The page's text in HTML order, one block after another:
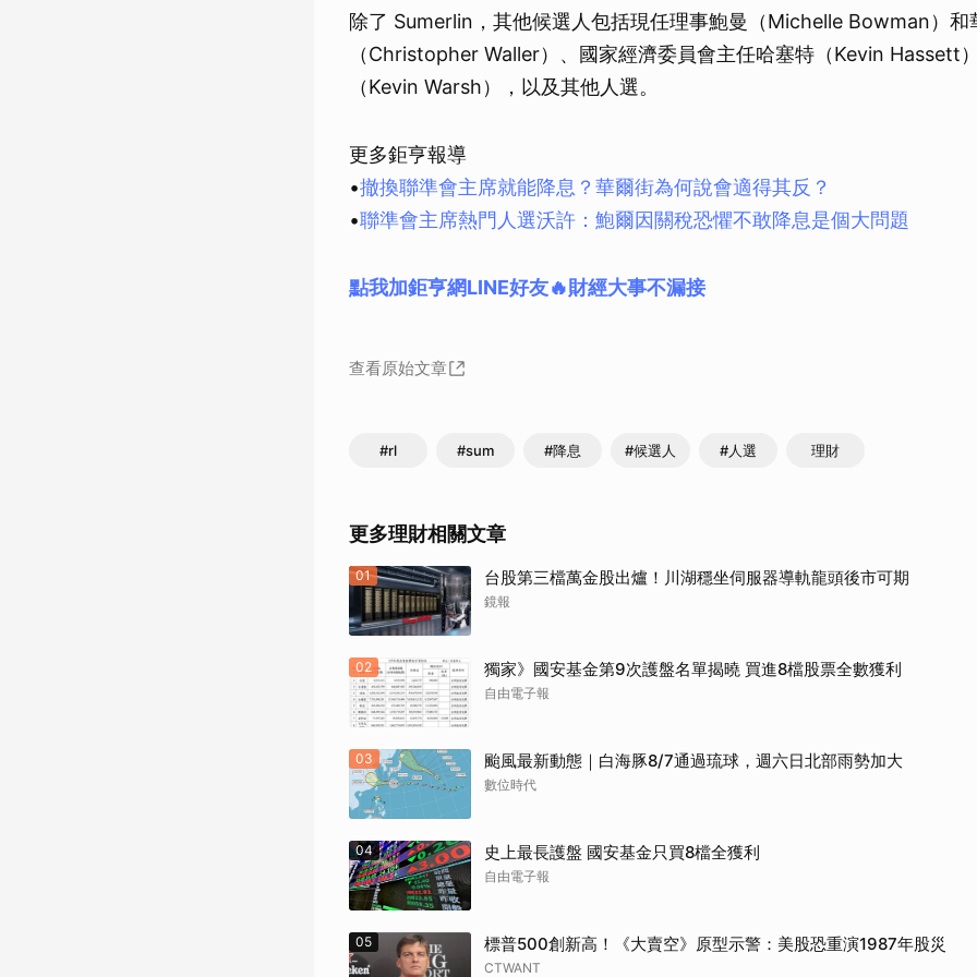
除了 Sumerlin，其他候選人包括現任理事鮑曼（Michelle Bowman）和
（Christopher Waller）、國家經濟委員會主任哈塞特（Kevin Hassett
（Kevin Warsh），以及其他人選。
更多鉅亨報導
•撤換聯準會主席就能降息？華爾街為何說會適得其反？
•聯準會主席熱門人選沃許：鮑爾因關稅恐懼不敢降息是個大問題
點我加鉅亨網LINE好友🔥財經大事不漏接
查看原始文章
#rl #sum #降息 #候選人 #人選 理財
更多理財相關文章
01 台股第三檔萬金股出爐！川湖穩坐伺服器導軌龍頭後市可期
鏡報
02 獨家》國安基金第9次護盤名單揭曉 買進8檔股票全數獲利
自由電子報
03 颱風最新動態｜白海豚8/7通過琉球，週六日北部雨勢加大
數位時代
04 史上最長護盤 國安基金只買8檔全獲利
自由電子報
05 標普500創新高！《大賣空》原型示警：美股恐重演1987年股災
CTWANT
取消